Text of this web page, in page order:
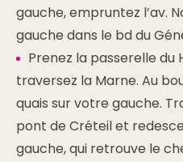
gauche, empruntez l’av.
gauche dans le bd du
Prenez la passerelle
traversez la Marne. Au
quais sur votre gauche.
pont de Créteil et
gauche, qui retrouve le